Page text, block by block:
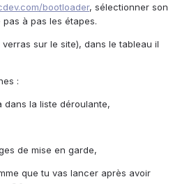
bootloader, sélectionner son
à pas les étapes.
sur le site), dans le tableau il
:
dans la liste déroulante,
de mise en garde,
que tu vas lancer après avoir